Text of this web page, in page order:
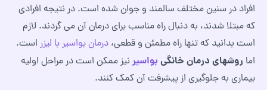
افراد در سنین مختلف سالمند و جوان شده است. در نتیجه افرادی
که مبتلا شدند، به دنبال راه مناسب برای درمان آن می گردند. لازم
است بدانید که تنها راه مطمئن و قطعی، درمان بواسیر با لیزر است.
اما روشهای درمان خانگی بواسیر نیز ممکن است در مراحل اولیه
بیماری به جلوگیری از پیشرفت آن کمک کنند.